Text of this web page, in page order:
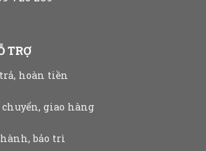
TRỢ
hoàn tiền
giao hàng
bảo trì